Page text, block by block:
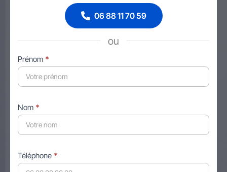
06 88 11 70 59
ou
Formulaire
simple
avec
Prénom *
Nom *
Téléphone *